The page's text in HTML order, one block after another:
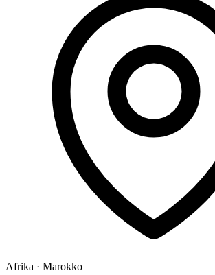
Afrika · Marokko